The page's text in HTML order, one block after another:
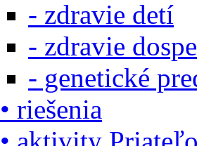
- zdravie detí
- zdravie
- genetické
• riešenia